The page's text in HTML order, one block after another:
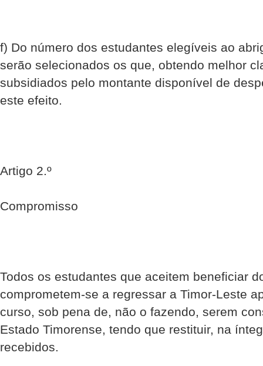
f) Do número dos estudantes elegíveis ao
serão selecionados os que, obtendo melhor
subsidiados pelo montante disponível de
este efeito.
Artigo 2.º
Compromisso
Todos os estudantes que aceitem beneficiar
comprometem-se a regressar a Timor-Leste
curso, sob pena de, não o fazendo, serem
Estado Timorense, tendo que restituir, na
recebidos.